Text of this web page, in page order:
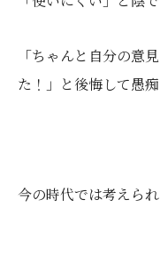
「ちゃんと自分の意
た！」と後悔して愚痴
今の時代では考えられ